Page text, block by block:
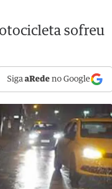
sofreu
SigaaRede no Google